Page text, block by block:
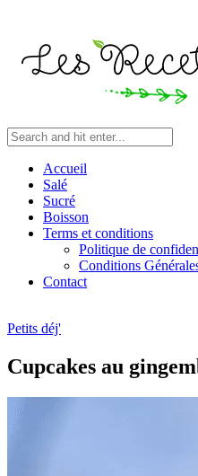
Accueil
Salé
Sucré
Boisson
Terms et conditions
Politique de
Conditions
Contact
Petits déj'
Cupcakes au